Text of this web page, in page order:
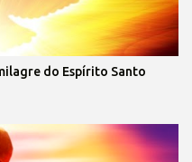
do Espírito Santo